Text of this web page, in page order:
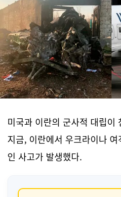
미국과 이란의 군사적 대립이
지금, 이란에서 우크라이나
인 사고가 발생했다.